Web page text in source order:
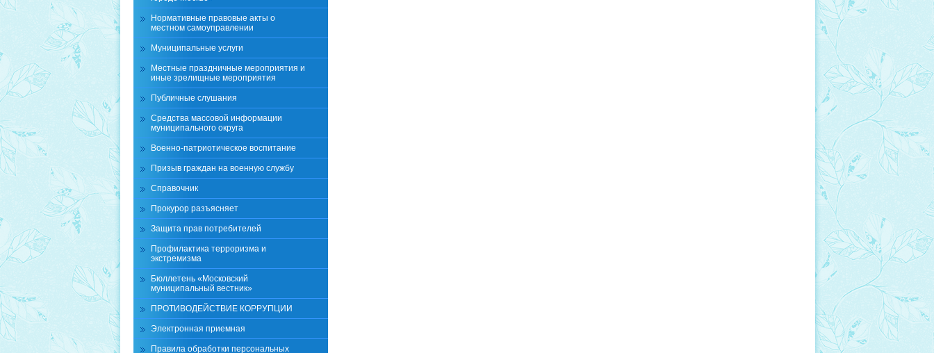
Нормативные правовые акты о
местном самоуправлении
Муниципальные услуги
Местные праздничные мероприятия и
иные зрелищные мероприятия
Публичные слушания
Средства массовой информации
муниципального округа
Военно-патриотическое воспитание
Призыв граждан на военную службу
Справочник
Прокурор разъясняет
Защита прав потребителей
Профилактика терроризма и
экстремизма
Бюллетень «Московский
муниципальный вестник»
ПРОТИВОДЕЙСТВИЕ КОРРУПЦИИ
Электронная приемная
Правила обработки персональных